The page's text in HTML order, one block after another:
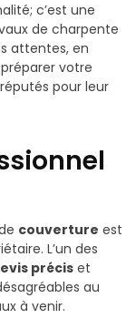
c’est une
de charpente
attentes, en
votre
pour leur
couverture est
L’un des
préciset
au
à venir.